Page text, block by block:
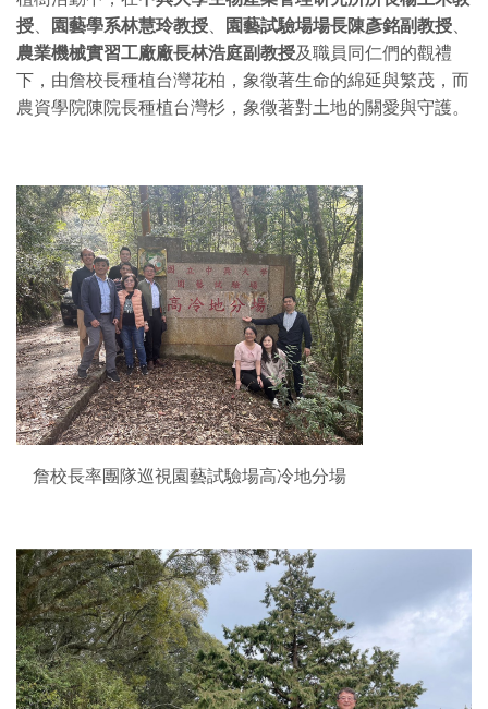
授、 園藝學系林慧玲教授、 園藝試驗場場長陳彥銘副教授、
農業機械實習工廠廠長林浩庭副教授及職員同仁們的觀禮
下，由詹校長種植台灣花柏，象徵著生命的綿延與繁茂，而
農資學院陳院長種植台灣杉，象徵著對土地的關愛與守護。
詹校長率團隊巡視園藝試驗場高冷地分場